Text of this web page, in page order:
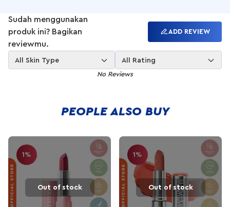
Cara Pemakaian:
Aplikasikan Checkmatte transferproof Lipstick langsung pada
bibir dan biarkan kering selama 2 menit untuk mengatur warna
secara optimal
Sudah menggunakan
produk ini? Bagikan
reviewmu.
ADD REVIEW
All Skin Type All Rating
No Reviews
PEOPLE ALSO BUY
1%
Out of stock
1%
Out of stock